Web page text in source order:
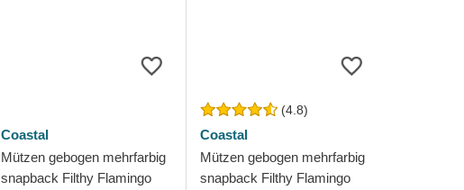
Coastal
Mützen gebogen mehrfarbig
snapback Filthy Flamingo
(4.8)
Coastal
Mützen gebogen mehrfarbig
snapback Filthy Flamingo